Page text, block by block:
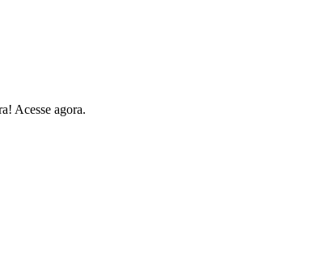
Acesse agora.